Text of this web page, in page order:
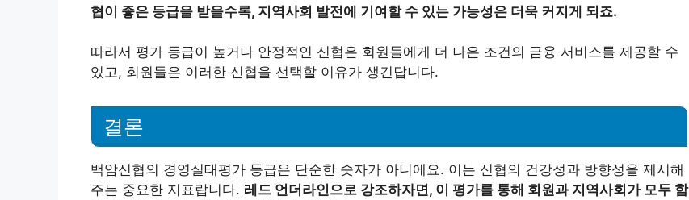
협이 좋은 등급을 받을수록, 지역사회 발전에 기여할 수 있는 가능성은 더욱 커지게 되죠.
따라서 평가 등급이 높거나 안정적인 신협은 회원들에게 더 나은 조건의 금융 서비스를 제공할 수
있고, 회원들은 이러한 신협을 선택할 이유가 생긴답니다.
결론
백암신협의 경영실태평가 등급은 단순한 숫자가 아니에요. 이는 신협의 건강성과 방향성을 제시해
주는 중요한 지표랍니다. 레드 언더라인으로 강조하자면, 이 평가를 통해 회원과 지역사회가 모두 함